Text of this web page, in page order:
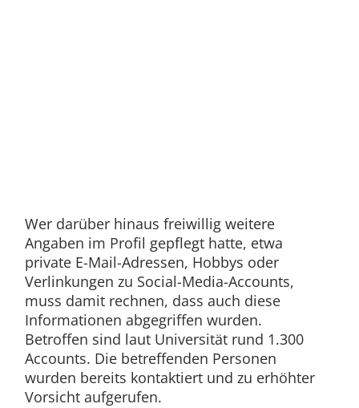
Wer darüber hinaus freiwillig weitere
Angaben im Profil gepflegt hatte, etwa
private E-Mail-Adressen, Hobbys oder
Verlinkungen zu Social-Media-Accounts,
muss damit rechnen, dass auch diese
Informationen abgegriffen wurden.
Betroffen sind laut Universität rund 1.300
Accounts. Die betreffenden Personen
wurden bereits kontaktiert und zu erhöhter
Vorsicht aufgerufen.